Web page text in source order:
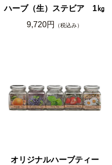
ハーブ（生）ステビア 1㎏
9,720円
（税込み）
オリジナルハーブティー